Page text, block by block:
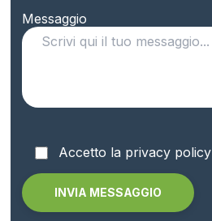
Messaggio
Accetto la privacy policy